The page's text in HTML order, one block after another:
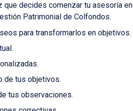
decides comenzar tu asesoría
Patrimonial de Colfondos.
para transformarlos en objetivos.
de tus objetivos.
tus observaciones.